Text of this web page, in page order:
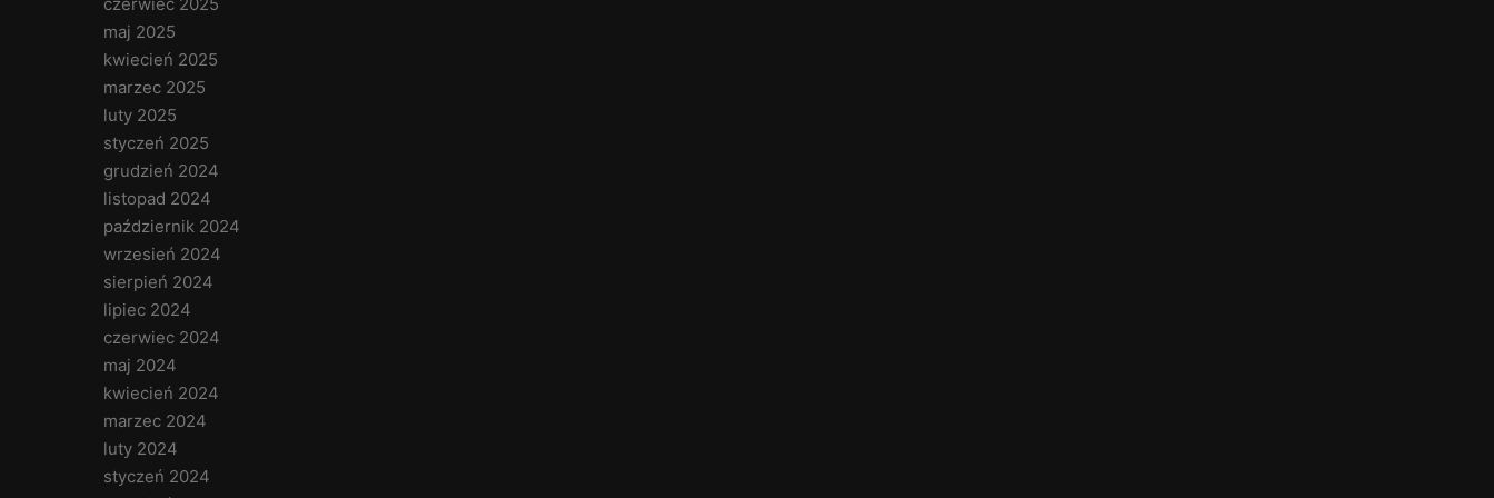
czerwiec 2025
maj 2025
kwiecień 2025
marzec 2025
luty 2025
styczeń 2025
grudzień 2024
listopad 2024
październik 2024
wrzesień 2024
sierpień 2024
lipiec 2024
czerwiec 2024
maj 2024
kwiecień 2024
marzec 2024
luty 2024
styczeń 2024